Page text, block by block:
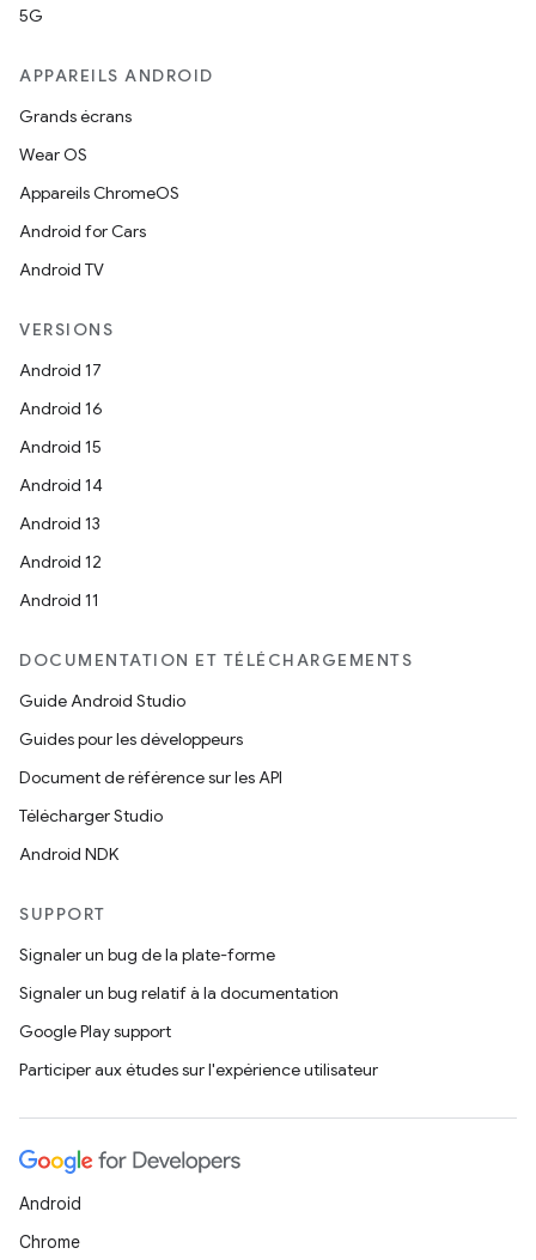
5G
APPAREILS ANDROID
Grands écrans
Wear OS
Appareils ChromeOS
Android for Cars
Android TV
VERSIONS
Android 17
Android 16
Android 15
Android 14
Android 13
Android 12
Android 11
DOCUMENTATION ET TÉLÉCHARGEMENTS
Guide Android Studio
Guides pour les développeurs
Document de référence sur les API
Télécharger Studio
Android NDK
SUPPORT
Signaler un bug de la plate-forme
Signaler un bug relatif à la documentation
Google Play support
Participer aux études sur l'expérience utilisateur
Android
Chrome